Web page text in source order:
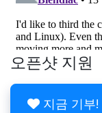
오픈샷 지원
지금 기부!